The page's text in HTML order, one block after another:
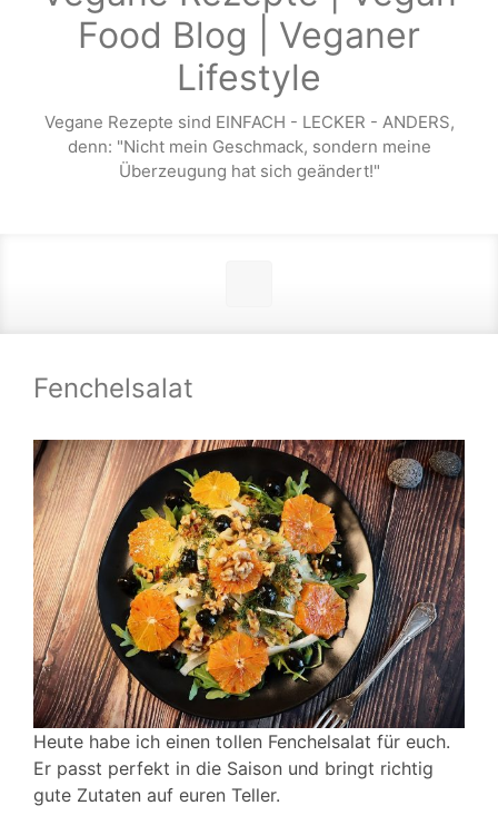
Food Blog | Veganer
Lifestyle
Vegane Rezepte sind EINFACH - LECKER - ANDERS,
denn: "Nicht mein Geschmack, sondern meine
Überzeugung hat sich geändert!"
Fenchelsalat
Heute habe ich einen tollen Fenchelsalat für euch.
Er passt perfekt in die Saison und bringt richtig
gute Zutaten auf euren Teller.